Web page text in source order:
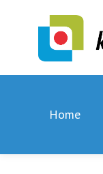
Home